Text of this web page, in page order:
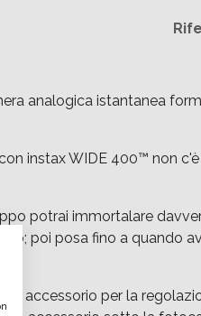
analogica istantanea
instax WIDE 400™ non
potrai immortalare
poi posa fino a quando
accessorio per la